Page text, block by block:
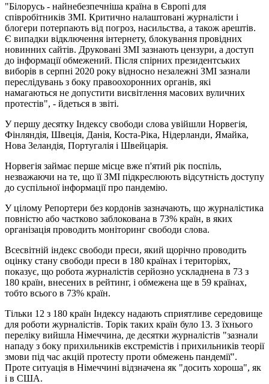
"Білорусь - найнебезпечніша країна в Європі для
співробітників ЗМІ. Критично налаштовані журналісти і
блогери потерпають від погроз, насильства, а також арештів.
Є випадки відключення інтернету, блокування провідних
новинних сайтів. Друковані ЗМІ зазнають цензури, а доступ
до інформації обмежений. Після спірних президентських
виборів в серпні 2020 року відносно незалежні ЗМІ зазнали
переслідувань з боку правоохоронних органів, які
намагаються не допустити висвітлення масових вуличних
протестів", - йдеться в звіті.
У першу десятку Індексу свободи слова увійшли Норвегія,
Фінляндія, Швеція, Данія, Коста-Ріка, Нідерланди, Ямайка,
Нова Зеландія, Португалія і Швейцарія.
Норвегія займає перше місце вже п'ятий рік поспіль,
незважаючи на те, що її ЗМІ підкреслюють відсутність доступу
до суспільної інформації про пандемію.
У цілому Репортери без кордонів зазначають, що журналістика
повністю або частково заблокована в 73% країн, в яких
організація проводить моніторинг свободи слова.
Всесвітній індекс свободи преси, який щорічно проводить
оцінку стану свободи преси в 180 країнах і територіях,
показує, що робота журналістів серйозно ускладнена в 73 з
180 країн, внесених в рейтинг, і обмежена ще в 59 країнах,
тобто всього в 73% країн.
Тільки 12 з 180 країн Індексу надають сприятливе середовище
для роботи журналістів. Торік таких країн було 13. З їхнього
переліку вийшла Німеччина, де десятки журналістів "зазнали
нападу з боку прихильників екстремістів і прихильників теорії
змови під час акцій протесту проти обмежень пандемії".
Проте ситуація в Німеччині відзначена як "досить хороша", як
і в США.